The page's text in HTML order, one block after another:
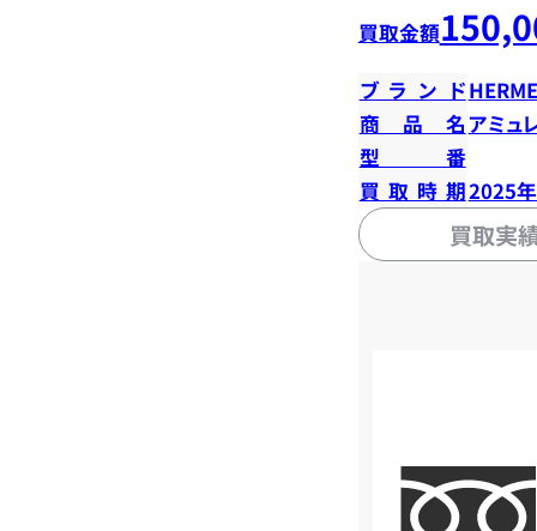
買取金額
ブランド
商品名アミュ
型番
買取時期2025
買取実